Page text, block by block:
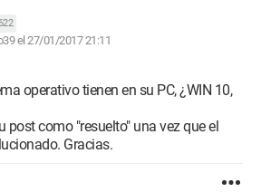
el 27/01/2017 21:11
operativo tienen en su PC, ¿WIN 10,
post como "resuelto" una vez que el
Gracias.